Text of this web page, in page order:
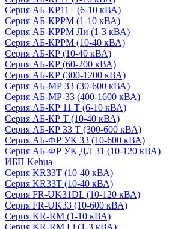
Серия АБ-КР11+ (6-10 кВА)
Серия АБ-КРРМ (1-10 кВА)
Серия АБ-КРРМ Ли (1-3 кВА)
Серия АБ-КРРМ (10-40 кВА)
Серия АБ-КР (10-40 кВА)
Серия АБ-КР (60-200 кВА)
Серия АБ-КР (300-1200 кВА)
Серия АБ-МР 33 (30-600 кВА)
Серия АБ-МР-33 (400-1600 кВА)
Серия АБ-КР 11 Т (6-10 кВА)
Серия АБ-КР Т (10-40 кВА)
Серия АБ-КР 33 Т (300-600 кВА)
Серия АБ-ФР УК 33 (10-600 кВА)
Серия АБ-ФР УК ДЛ 31 (10-120 кВА)
ИБП Kehua
Серия KR33T (10-40 кВА)
Серия KR33T (10-40 кВА)
Серия FR-UK31DL (10-120 кВА)
Серия FR-UK33 (10-600 кВА)
Серия KR-RM (1-10 кВА)
Серия KR-RM Li (1-3 кВА)